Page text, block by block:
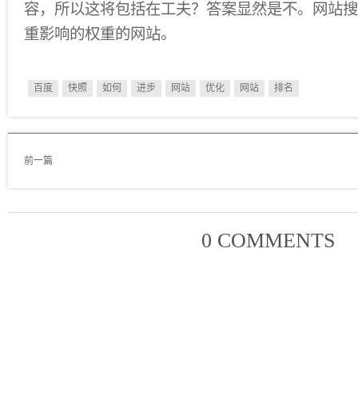
容，所以这将包括在工夫？答案显然是不。网站
重影响的权重的网站。
百度 快照 如何 进步 网站 优化 网站 排名
前一篇
0 COMMENTS